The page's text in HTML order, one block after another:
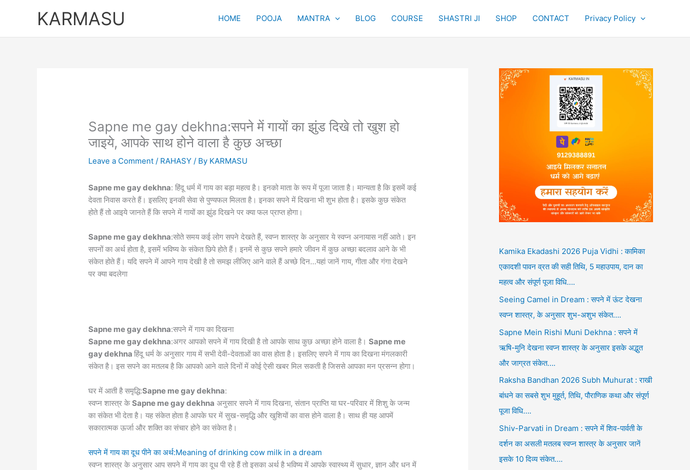
KARMASU HOME POOJA MANTRA BLOG COURSE SHASTRI JI SHOP CONTACT Privacy Policy
Sapne me gay dekhna:सपने में गायों का झुंड दिखे तो खुश हो
जाइये, आपके साथ होने वाला है कुछ अच्छा
Leave a Comment / RAHASY / By KARMASU
Sapne me gay dekhna: हिंदू धर्म में गाय का बड़ा महत्व है। इनको माता के रूप में पूजा जाता है। मान्यता है कि इसमें कई
देवता निवास करते हैं। इसलिए इनकी सेवा से पुण्यफल मिलता है। इनका सपने में दिखना भी शुभ होता है। इसके कुछ संकेत
होते हैं तो आइये जानते हैं कि सपने में गायों का झुंड दिखने पर क्या फल प्राप्त होगा।
Sapne me gay dekhna:सोते समय कई लोग सपने देखते हैं, स्वप्न शास्त्र के अनुसार ये स्वप्न अनायास नहीं आते। इन
सपनों का अर्थ होता है, इसमें भविष्य के संकेत छिपे होते हैं। इनमें से कुछ सपने हमारे जीवन में कुछ अच्छा बदलाव आने के भी
संकेत होते हैं। यदि सपने में आपने गाय देखी है तो समझ लीजिए आने वाले हैं अच्छे दिन…यहां जानें गाय, गीता और गंगा देखने
पर क्या बदलेगा
Sapne me gay dekhna:सपने में गाय का दिखना
Sapne me gay dekhna:अगर आपको सपने में गाय दिखी है तो आपके साथ कुछ अच्‍छा होने वाला है।Sapne me
gay dekhnaहिंदू धर्म के अनुसार गाय में सभी देवी-देवताओं का वास होता है। इसलिए सपने में गाय का दिखना मंगलकारी
संकेत है। इस सपने का मतलब है कि आपको आने वाले दिनों में कोई ऐसी खबर मिल सकती है जिससे आपका मन प्रसन्‍न होगा।
घर में आती है समृद्धि:Sapne me gay dekhna:
स्वप्न शास्त्र केSapne me gay dekhna अनुसार सपने में गाय दिखना, संतान प्राप्ति या घर-परिवार में शिशु के जन्‍म
का संकेत भी देता है। यह संकेत होता है आपके घर में सुख-समृद्धि और खुशियों का वास होने वाला है। साथ ही यह आपमें
सकारात्‍मक ऊर्जा और शक्‍ति का संचार होने का संकेत है।
सपने में गाय का दूध पीने का अर्थ:Meaning of drinking cow milk in a dream
स्वप्न शास्त्र के अनुसार आप सपने में गाय का दूध पी रहे हैं तो इसका अर्थ है भविष्य में आपके स्वास्थ्य में सुधार, ज्ञान और धन में
Kamika Ekadashi 2026 Puja Vidhi : कामिका
एकादशी पावन व्रत की सही तिथि, 5 महाउपाय, दान का
महत्व और संपूर्ण पूजा विधि….
Seeing Camel in Dream : सपने में ऊंट देखना
स्वप्न शास्त्र, के अनुसार शुभ-अशुभ संकेत….
Sapne Mein Rishi Muni Dekhna : सपने में
ऋषि-मुनि देखना स्वप्न शास्त्र के अनुसार इसके अद्भुत
और जाग्रत संकेत….
Raksha Bandhan 2026 Subh Muhurat : राखी
बांधने का सबसे शुभ मुहूर्त, तिथि, पौराणिक कथा और संपूर्ण
पूजा विधि….
Shiv-Parvati in Dream : सपने में शिव-पार्वती के
दर्शन का असली मतलब स्वप्न शास्त्र के अनुसार जानें
इसके 10 दिव्य संकेत….